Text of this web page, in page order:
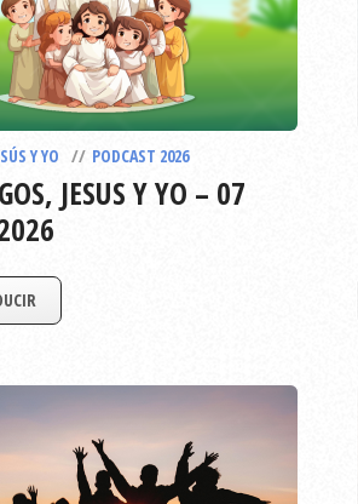
Y YO PODCAST 2026
JESUS Y YO – 07